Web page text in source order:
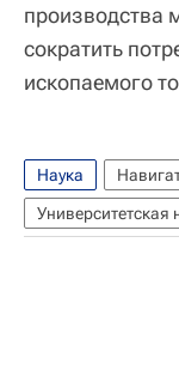
производства
сократить
ископаемого
Наука
Университетская